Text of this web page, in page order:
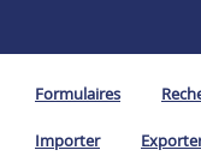
Formulaires
Importer